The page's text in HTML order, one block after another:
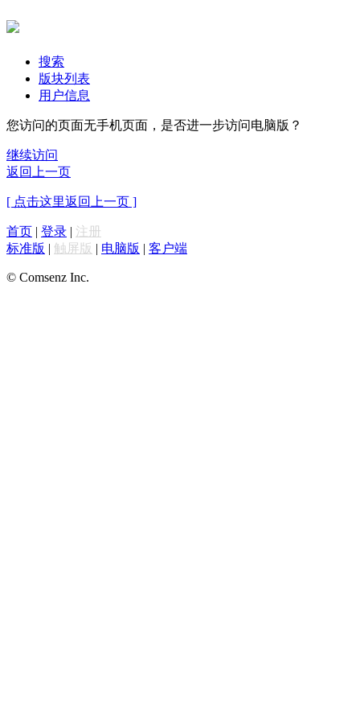
搜索
版块列表
用户信息
您访问的页面无手机页面，是否进一步访问电脑版？
继续访问
返回上一页
[ 点击这里返回上一页 ]
首页 | 登录 | 注册
标准版 | 触屏版 | 电脑版 | 客户端
© Comsenz Inc.